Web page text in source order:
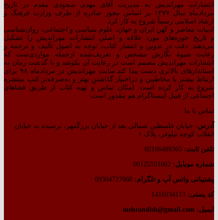
انتشارات مهراندیش به مدیریت آقای مهدی سجودی مقدم در تاریخ
مردادماه سال ۱۳۷۷ بر اساس مجوز صادره از طرف وزارت فرهنگ و
ارشاد اسلامی رسماً شروع به کار کرد.
ادبیات معاصر و کهن ایران و جهان، علوم سیاسی و اجتماعی، روان‌شناسی
و تاریخ حوزه‌های مورد علاقه و اصلیِ انتشارات مهراندیش را تشکیل
می‌دهند. دقت در تدوین و انتشار کتاب،‌ توجه به اصول تألیف و ترجمه و
رعایت شیوهٔ نگارش مشخص و تعریف‌شده ازجمله مواردی‌ست که
انتشارات مهراندیش مصمم است در رعایت آن بکوشد و با گذشت زمان به
استاندارهای بالاتری دست پیدا کند.سایت مهراندیش در مردادماه ۹۸ برای
ارتباط بیشتر با مخاطبین و دراختیار گذاشتنِ بهتر و به‌صرفه‌تر کتبِ منتشره
شروع به کار کرده است. امکان تماس و تهیه کتاب از طریق فضاهای
اجتماعی از قبیل اینستاگرام هم مقدور است.
تماس با ما
آدرس: خیابان فلسطین شمالی بعد از خیابان بزرگمهر، نرسیده به خیابان
انقلاب کوچه نیلوفر، پلاک ۱
تلفن ثابت:
شماره موبایل:
پشتیبانی واتس آپ و تلگرام:
کد پستی:
ایمیل: mehrandish@gmail.com